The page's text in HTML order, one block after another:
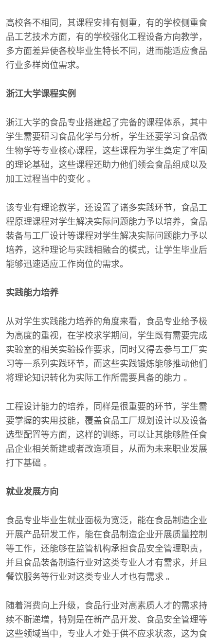
高校各不相同，其课程安排有侧重，有的学校侧重食
品工艺技术方面，有的学校强化工程设备方向教学，
多方面差异使各校毕业生特长不同，进而能适应食品
行业多样岗位需求。
浙江大学课程实例
浙江大学的食品专业搭建起了完备的课程体系，其中
学生需要研习食品化学与分析，学生还要学习食品微
生物学等专业核心课程，这些课程为学生奠定了牢固
的理论基础，这些课程还助力他们领会食品组成以及
加工过程当中的变化 。
该专业有理论教学，还设置了诸多实践环节，食品工
程原理课程对学生解决实际问题能力予以培养，食品
装备与工厂设计等课程对学生解决实际问题能力予以
培养，这种理论与实践相融合的模式，让学生毕业后
能够迅速适应工作岗位的需求。
实践能力培养
从对学生实践能力培养的角度来看，食品专业给予极
为高度的重视，在学校求学期间，学生既有需要完成
实验室的相关实验操作要求，同时又得去参与工厂实
习等一系列实践环节，而这些实践锻炼能够推动他们
将理论知识转化为实际工作所需要具备的能力 。
工程设计能力的培养，同样是很重要的环节，学生需
要掌握的实用技能，覆盖食品工厂规划设计以及设备
选型配置等方面，这样的训练，可以让其能够胜任食
品企业相关新建或者改造项目，从而为未来职业发展
打下基础 。
就业发展方向
食品专业毕业生就业面极为宽泛，能在食品制造企业
开展产品研发工作，能在食品制造企业开展质量控制
等工作，还能够在监管机构承担食品安全管理职责，
并且食品装备制造行业对这类专业人才有需求，并且
餐饮服务等行业对这类专业人才也有需求 。
随着消费向上升级，食品行业对高素质人才的需求持
续不断递增，特别是在新产品开发、食品安全管理等
这些领域当中，专业人才处于供不应求状态，这为食